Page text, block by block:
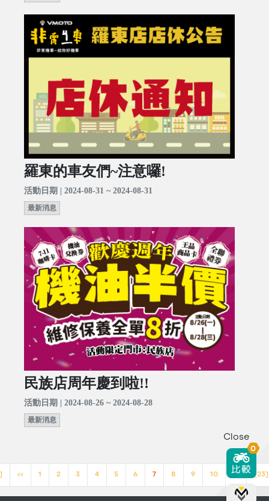
羅東的車友們~注意囉!
活動日期 | 2024-08-31 ~ 2024-08-31
最新消息
民族店周年慶到啦!!
活動日期 | 2024-08-26 ~ 2024-08-28
最新消息
<< 1 2 3 4 5 6 7 8 9 10 >> [23]
Close
0